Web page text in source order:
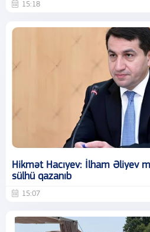
15:18
Hikmət Hacıyev: İlham Əliyev
sülhü qazanıb
15:07